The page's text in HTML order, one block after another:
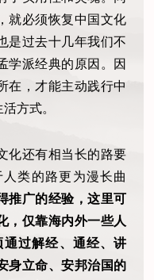
就必须恢复中国文化
过去十几年我们不
学派经典的原因。因
在，才能主动践行中
方式。
化还有相当长的路要
类的路更为漫长曲
推广的经验，这里可
，仅靠海内外一些人
过解经、通经、讲
身立命、安邦治国的